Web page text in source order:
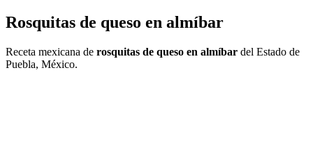
Rosquitas de queso en almíbar
Receta mexicana de rosquitas de queso en almíbar del Estado de
Puebla, México.